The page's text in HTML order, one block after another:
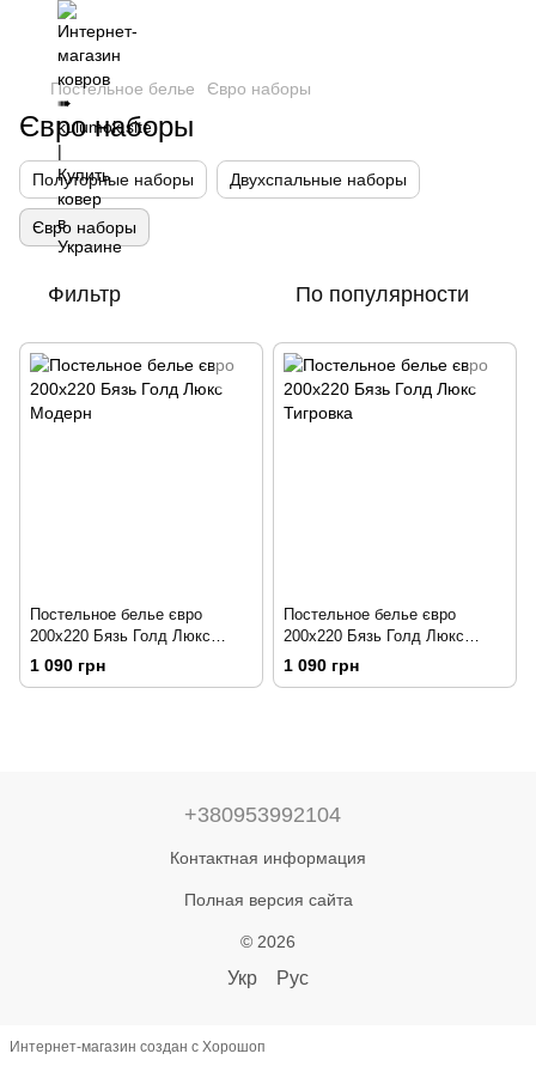
Постельное белье Євро наборы
Євро наборы
Полуторные наборы Двухспальные наборы
Євро наборы
Фильтр По популярности
Постельное белье євро
200х220 Бязь Голд Люкс
Модерн
1 090 грн
Постельное белье євро
200х220 Бязь Голд Люкс
Тигровка
1 090 грн
+380953992104
Контактная информация
Полная версия сайта
© 2026
Укр Рус
Интернет-магазин создан с Хорошоп